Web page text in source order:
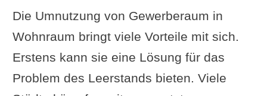
Fördermöglichkeiten
KfW-Förderung für Umnutzung
Steuervorteile und finanzielle
Anreize
Abschreibungsmöglichkeite
Die Umnutzung von Gewerberaum in
Wohnraum bringt viele Vorteile mit sich.
Erstens kann sie eine Lösung für das
Problem des Leerstands bieten. Viele